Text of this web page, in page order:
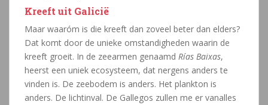
Kreeft uit Galicië
Maar waaróm is die kreeft dan zoveel beter dan elders?
Dat komt door de unieke omstandigheden waarin de
kreeft groeit. In de zeearmen genaamd Rías Baixas,
heerst een uniek ecosysteem, dat nergens anders te
vinden is. De zeebodem is anders. Het plankton is
anders. De lichtinval. De Gallegos zullen me er vanalles